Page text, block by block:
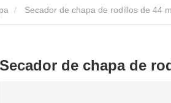
Secador de chapa de rodillos de 44
Secador de chapa de